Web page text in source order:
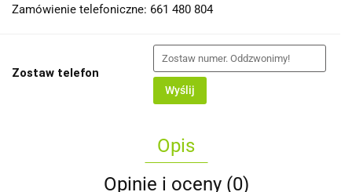
Zamówienie telefoniczne: 661 480 804
Zostaw telefon
Wyślij
Opis
Opinie i oceny (0)